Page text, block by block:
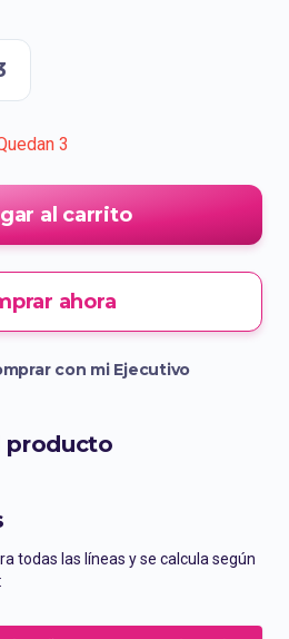
3
al carrito
ahora
con mi Ejecutivo
producto
todas las líneas y se calcula según